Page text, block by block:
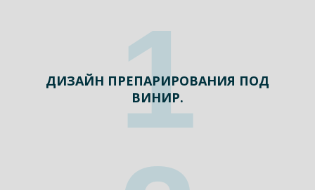
ДИЗАЙН ПРЕПАРИРОВАНИЯ ПОД
ВИНИР.
1